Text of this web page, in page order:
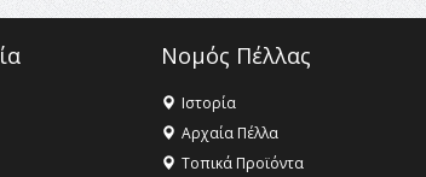
Νομός Πέλλας
Ιστορία
Αρχαία Πέλλα
Τοπικά Προϊόντα